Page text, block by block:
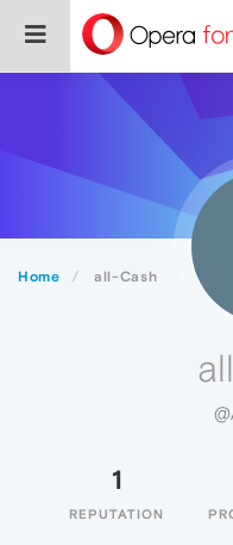
Home all-Cash
1
REPUTATION